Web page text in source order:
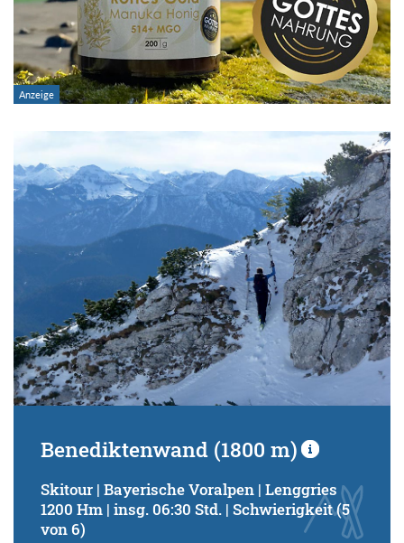
Benediktenwand (1800 m)
Skitour | Bayerische Voralpen | Lenggries
1200 Hm | insg. 06:30 Std. | Schwierigkeit (5
von 6)